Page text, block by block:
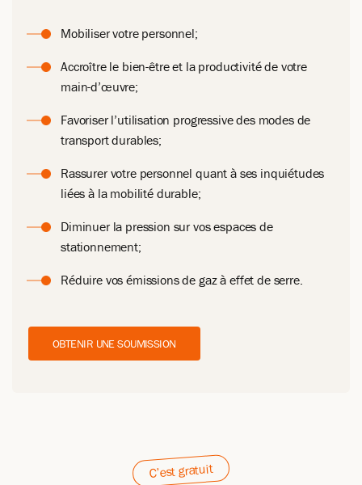
Mobiliser votre personnel;
Accroître le bien-être et la productivité de votre
main-d’œuvre;
Favoriser l’utilisation progressive des modes de
transport durables;
Rassurer votre personnel quant à ses inquiétudes
liées à la mobilité durable;
Diminuer la pression sur vos espaces de
stationnement;
Réduire vos émissions de gaz à effet de serre.
OBTENIR UNE SOUMISSION
C’est gratuit